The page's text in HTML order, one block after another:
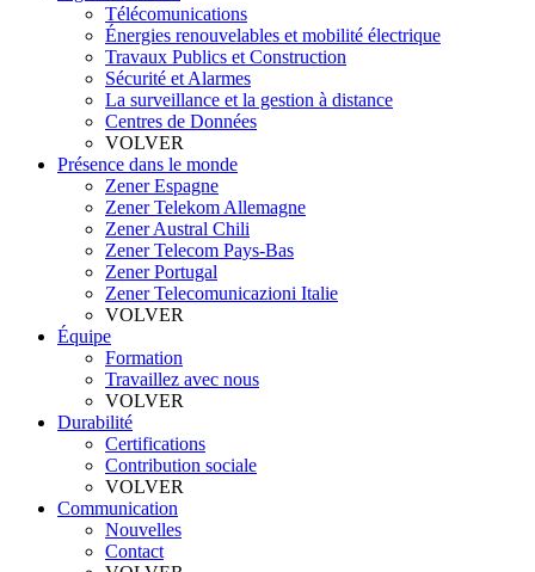
Télécomunications
Énergies renouvelables et mobilité électrique
Travaux Publics et Construction
Sécurité et Alarmes
La surveillance et la gestion à distance
Centres de Données
VOLVER
Présence dans le monde
Zener Espagne
Zener Telekom Allemagne
Zener Austral Chili
Zener Telecom Pays-Bas
Zener Portugal
Zener Telecomunicazioni Italie
VOLVER
Équipe
Formation
Travaillez avec nous
VOLVER
Durabilité
Certifications
Contribution sociale
VOLVER
Communication
Nouvelles
Contact